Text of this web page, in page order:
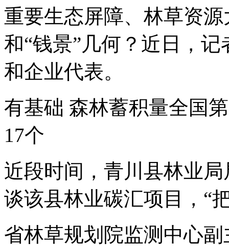
重要生态屏障、林草资
和“钱景”几何？近日，
和企业代表。
有基础 森林蓄积量全国
17个
近段时间，青川县林业
谈该县林业碳汇项目，“
省林草规划院监测中心